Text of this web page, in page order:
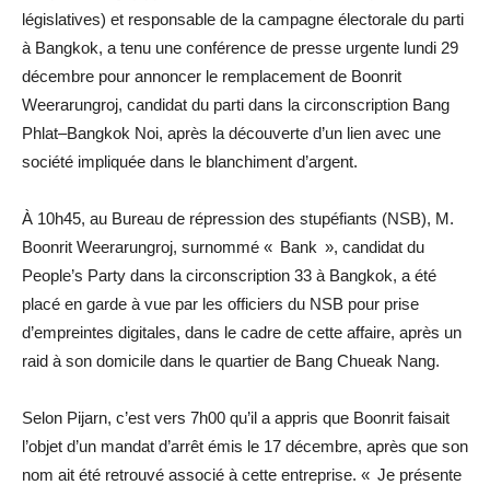
législatives) et responsable de la campagne électorale du parti
à Bangkok, a tenu une conférence de presse urgente lundi 29
décembre pour annoncer le remplacement de Boonrit
Weerarungroj, candidat du parti dans la circonscription Bang
Phlat–Bangkok Noi, après la découverte d’un lien avec une
société impliquée dans le blanchiment d’argent.
À 10h45, au Bureau de répression des stupéfiants (NSB), M.
Boonrit Weerarungroj, surnommé « Bank », candidat du
People’s Party dans la circonscription 33 à Bangkok, a été
placé en garde à vue par les officiers du NSB pour prise
d’empreintes digitales, dans le cadre de cette affaire, après un
raid à son domicile dans le quartier de Bang Chueak Nang.
Selon Pijarn, c’est vers 7h00 qu’il a appris que Boonrit faisait
l’objet d’un mandat d’arrêt émis le 17 décembre, après que son
nom ait été retrouvé associé à cette entreprise. « Je présente